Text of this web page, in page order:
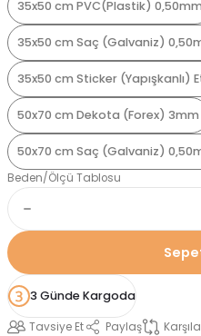
35x50 cm PVC(Plastik) 0,50mm
35x50 cm Saç (Galvaniz)
35x50 cm Sticker (Yapışkanlı)
50x70 cm Dekota (Forex) 3mm
50x70 cm Saç (Galvaniz)
Beden/Ölçü Tablosu
3 Günde Kargoda
Tavsiye Et Paylaş